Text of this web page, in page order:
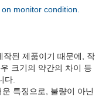
된 제품이기 때문에, 작
크기의 약간의 차이 등
다.
특징으로, 불량이 아닌